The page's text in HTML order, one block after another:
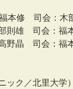
本修　司会：木
則雄　司会：福
野晶　司会：福
ック／北里大学）